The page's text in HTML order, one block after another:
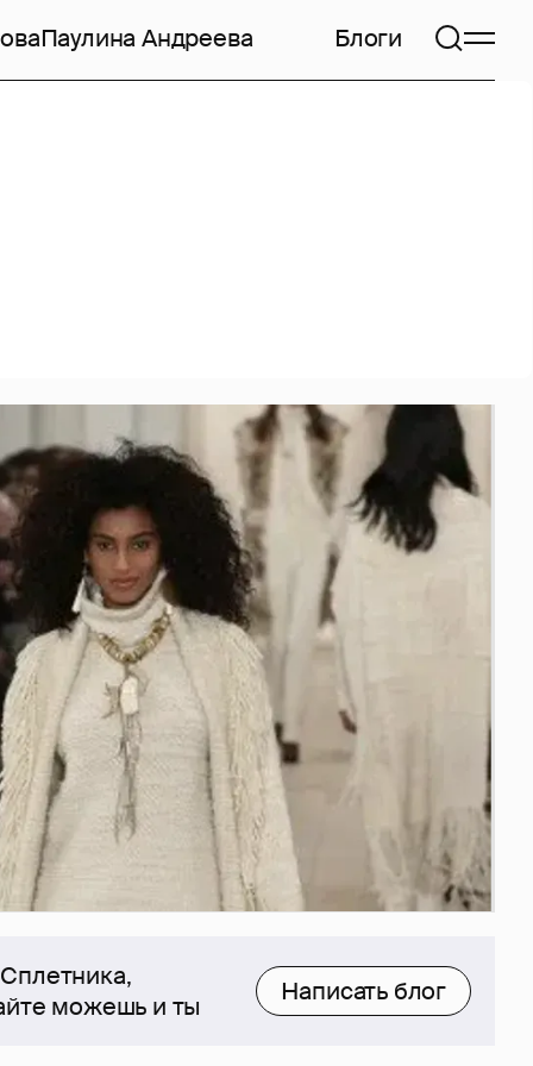
Паулина Андреева Блоги
можешь и ты
Написать блог